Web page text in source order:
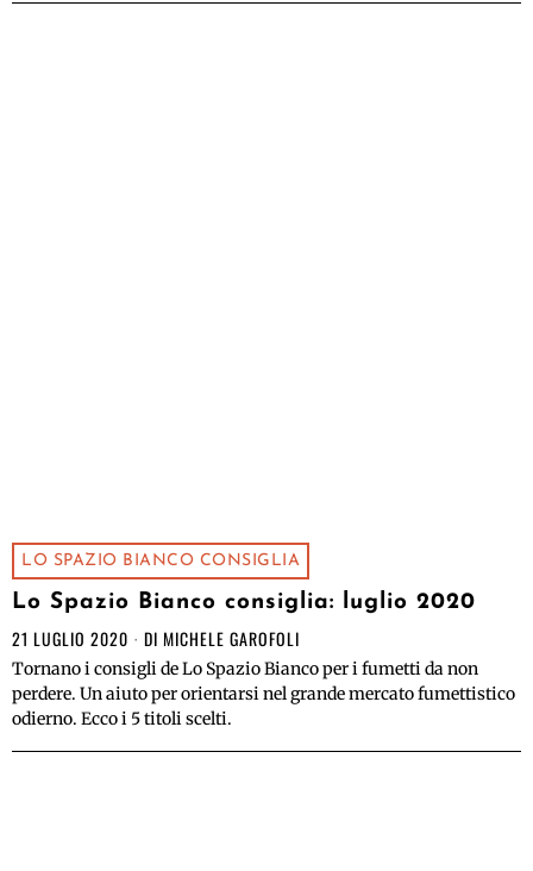
LO SPAZIO BIANCO CONSIGLIA
Lo Spazio Bianco consiglia: luglio 2020
21 LUGLIO 2020 DI MICHELE GAROFOLI
Tornano i consigli de Lo Spazio Bianco per i fumetti da non
perdere. Un aiuto per orientarsi nel grande mercato fumettistico
odierno. Ecco i 5 titoli scelti.